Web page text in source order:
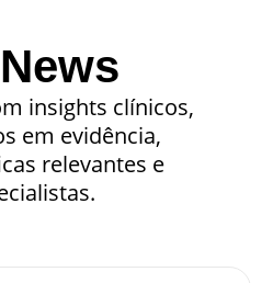
insights clínicos,
em evidência,
relevantes e